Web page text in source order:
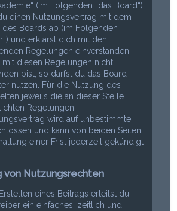
(im Folgenden „das Board“)
einen Nutzungsvertrag mit dem
des Boards ab (im Folgenden
und erklärst dich mit den
Regelungen einverstanden.
mit diesen Regelungen nicht
bist, so darfst du das Board
nutzen. Für die Nutzung des
jeweils die an dieser Stelle
Regelungen.
wird auf unbestimmte
und kann von beiden Seiten
einer Frist jederzeit gekündigt
von Nutzungsrechten
eines Beitrags erteilst du
ein einfaches, zeitlich und